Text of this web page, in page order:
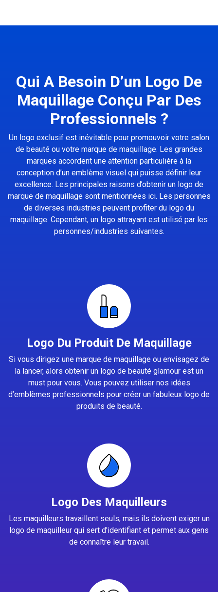
Qui A Besoin D’un Logo De
Maquillage Conçu Par Des
Professionnels ?
Un logo exclusif est inévitable pour promouvoir votre salon
de beauté ou votre marque de maquillage. Les grandes
marques accordent une attention particulière à la
conception d’un emblème visuel qui puisse définir leur
excellence. Les principales raisons d’obtenir un logo de
marque de maquillage sont mentionnées ici. Les personnes
de diverses industries peuvent profiter du logo du
maquillage. Cependant, un logo attrayant est utilisé par les
personnes/industries suivantes.
Logo Du Produit De Maquillage
Si vous dirigez une marque de maquillage ou envisagez de
la lancer, alors obtenir un logo de beauté glamour est un
must pour vous. Vous pouvez utiliser nos idées
d’emblèmes professionnels pour créer un fabuleux logo de
produits de beauté.
Logo Des Maquilleurs
Les maquilleurs travaillent seuls, mais ils doivent exiger un
logo de maquilleur qui sert d'identifiant et permet aux gens
de connaître leur travail.